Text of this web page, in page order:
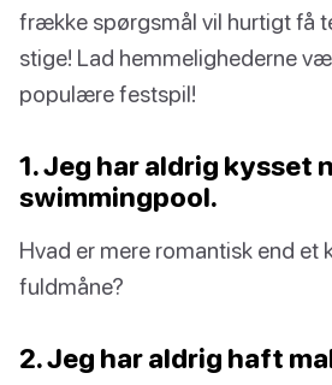
frække spørgsmål vil hurtigt få
stige! Lad hemmelighederne
populære festspil!
1. Jeg har aldrig kysset
swimmingpool.
Hvad er mere romantisk end et
fuldmåne?
2. Jeg har aldrig haft